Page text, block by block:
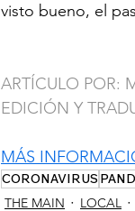
visto bueno, el
ARTÍCULO POR:
EDICIÓN Y
MÁS
CORONAVIRUS
THE MAIN
LOCAL